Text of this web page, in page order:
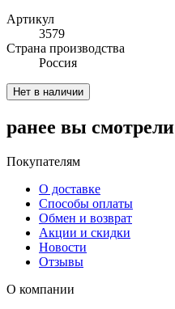
Артикул
3579
Cтрана производства
Россия
Нет в наличии
ранее вы смотрели
Покупателям
О доставке
Способы оплаты
Обмен и возврат
Акции и скидки
Новости
Отзывы
О компании